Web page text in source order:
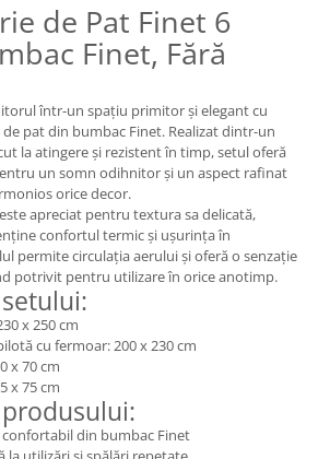
de Pat Finet 6
Finet, Fără
într-un spațiu primitor și elegant cu
pat din bumbac Finet. Realizat dintr-un
la atingere și rezistent în timp, setul oferă
un somn odihnitor și un aspect rafinat
orice decor.
apreciat pentru textura sa delicată,
confortul termic și ușurința în
permite circulația aerului și oferă o senzație
potrivit pentru utilizare în orice anotimp.
x 250 cm
cu fermoar: 200 x 230 cm
x 70 cm
x 75 cm
din bumbac Finet